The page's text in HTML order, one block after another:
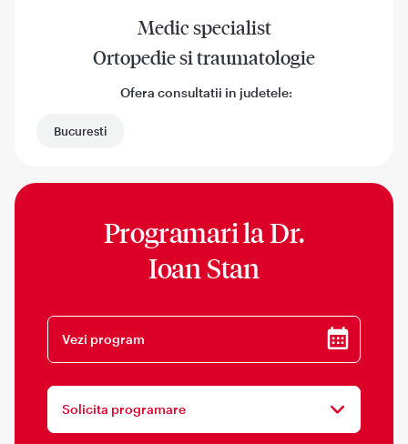
Medic specialist
Ortopedie si traumatologie
Ofera consultatii in judetele:
Bucuresti
Programari laDr.
Ioan Stan
Vezi program
Solicita programare